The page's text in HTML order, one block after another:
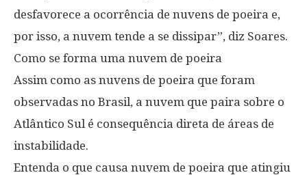
desfavorece a ocorrência de nuvens de poeira e,
por isso, a nuvem tende a se dissipar”, diz Soares.
Como se forma uma nuvem de poeira
Assim como as nuvens de poeira que foram
observadas no Brasil, a nuvem que paira sobre o
Atlântico Sul é consequência direta de áreas de
instabilidade.
Entenda o que causa nuvem de poeira que atingiu